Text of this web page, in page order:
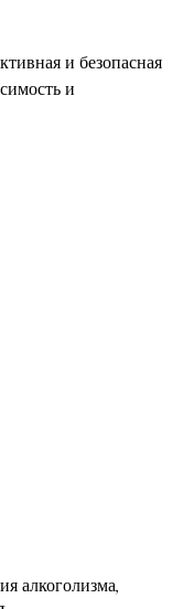
и безопасная
и
алкоголизма,